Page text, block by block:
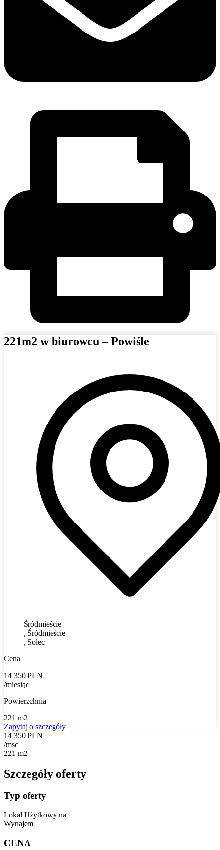
221m2 w biurowcu – Powiśle
Śródmieście
, Śródmieście
, Solec
Cena
14 350 PLN
/miesiąc
Powierzchnia
221 m2
Zapytaj o szczegóły
14 350 PLN
/msc
221 m2
Szczegóły oferty
Typ oferty
Lokal Użytkowy na
Wynajem
CENA